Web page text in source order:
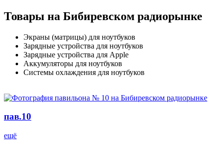
Товары на Бибиревском радиорынке
Экраны (матрицы) для ноутбуков
Зарядные устройства для ноутбуков
Зарядные устройства для Apple
Аккумуляторы для ноутбуков
Системы охлаждения для ноутбуков
пав.10
ещё